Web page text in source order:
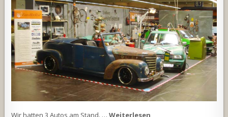
Wir hatten 3 Autos am Stand. …Weiterlesen